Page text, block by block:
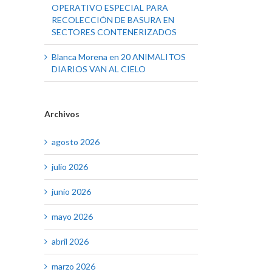
OPERATIVO ESPECIAL PARA
RECOLECCIÓN DE BASURA EN
SECTORES CONTENERIZADOS
Blanca Morena en 20 ANIMALITOS
DIARIOS VAN AL CIELO
Archivos
agosto 2026
julio 2026
junio 2026
mayo 2026
abril 2026
marzo 2026